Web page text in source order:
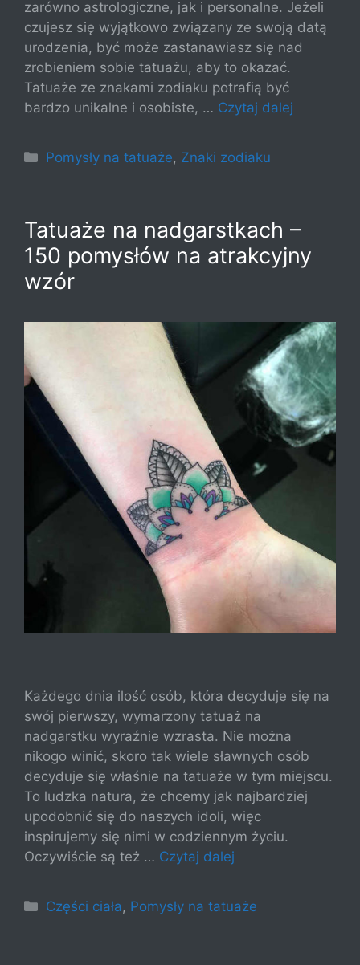
zarówno astrologiczne, jak i personalne. Jeżeli
czujesz się wyjątkowo związany ze swoją datą
urodzenia, być może zastanawiasz się nad
zrobieniem sobie tatuażu, aby to okazać.
Tatuaże ze znakami zodiaku potrafią być
bardzo unikalne i osobiste, … Czytaj dalej
Kategorie
Pomysły na tatuaże, Znaki zodiaku
Tatuaże na nadgarstkach –
150 pomysłów na atrakcyjny
wzór
Każdego dnia ilość osób, która decyduje się na
swój pierwszy, wymarzony tatuaż na
nadgarstku wyraźnie wzrasta. Nie można
nikogo winić, skoro tak wiele sławnych osób
decyduje się właśnie na tatuaże w tym miejscu.
To ludzka natura, że chcemy jak najbardziej
upodobnić się do naszych idoli, więc
inspirujemy się nimi w codziennym życiu.
Oczywiście są też … Czytaj dalej
Kategorie
Części ciała, Pomysły na tatuaże